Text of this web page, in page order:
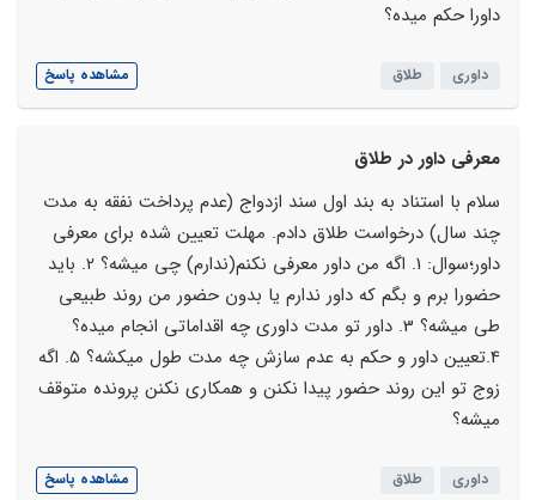
داورا حکم میده؟
داوری طلاق مشاهده پاسخ
معرفی داور در طلاق
سلام با استناد به بند اول سند ازدواج (عدم پرداخت نفقه به مدت
چند سال) درخواست طلاق دادم. مهلت تعیین شده برای معرفی
داور؛سوال: 1. اگه من داور معرفی نکنم(ندارم) چی میشه؟ 2. باید
حضورا برم و بگم که داور ندارم یا بدون حضور من روند طبیعی
طی میشه؟ 3. داور تو مدت داوری چه اقداماتی انجام میده؟
4.تعیین داور و حکم به عدم سازش چه مدت طول میکشه؟ 5. اگه
زوج تو این روند حضور پیدا نکنن و همکاری نکنن پرونده متوقف
میشه؟
داوری طلاق مشاهده پاسخ